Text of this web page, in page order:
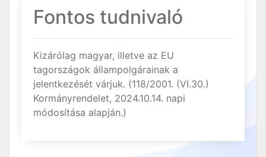
Fontos tudnivaló
Kizárólag magyar, illetve az EU
tagországok állampolgárainak a
jelentkezését várjuk. (118/2001. (VI.30.)
Kormányrendelet, 2024.10.14. napi
módosítása alapján.)